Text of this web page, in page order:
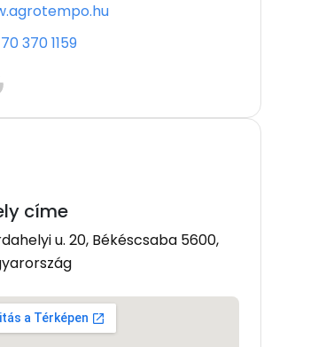
370 1159
címe
u. 20, Békéscsaba 5600,